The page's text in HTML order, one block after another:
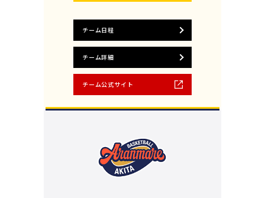
チーム日程
チーム詳細
チーム公式サイト